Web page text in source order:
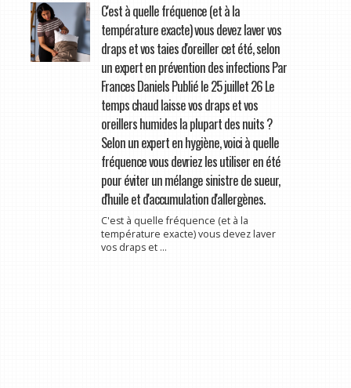
C'est à quelle fréquence (et à la
température exacte) vous devez laver vos
draps et vos taies d'oreiller cet été, selon
un expert en prévention des infections Par
Frances Daniels Publié le 25 juillet 26 Le
temps chaud laisse vos draps et vos
oreillers humides la plupart des nuits ?
Selon un expert en hygiène, voici à quelle
fréquence vous devriez les utiliser en été
pour éviter un mélange sinistre de sueur,
d'huile et d'accumulation d'allergènes.
C'est à quelle fréquence (et à la
température exacte) vous devez laver
vos draps et ...